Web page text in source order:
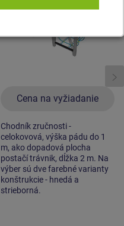
Cena na vyžiadanie
Chodník zručnosti -
celokovová, výška pádu do 1
m, ako dopadová plocha
postačí trávnik, dĺžka 2 m. Na
výber sú dve farebné varianty
konštrukcie - hnedá a
strieborná.